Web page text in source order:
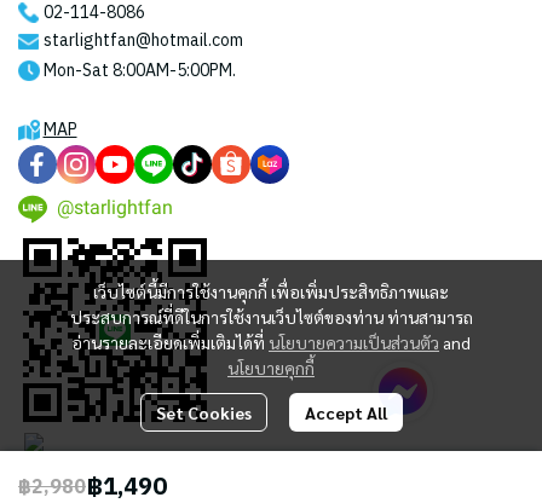
฿2,980฿1,490
เว็บไซต์นี้มีการใช้งานคุกกี้ เพื่อเพิ่มประสิทธิภาพและ
ประสบการณ์ที่ดีในการใช้งานเว็บไซต์ของท่าน ท่านสามารถ
อ่านรายละเอียดเพิ่มเติมได้ที่ นโยบายความเป็นส่วนตัว and
นโยบายคุกกี้
Set Cookies Accept All
02-114-8086
starlightfan@hotmail.com
Mon-Sat 8:00AM-5:00PM.
MAP
@starlightfan